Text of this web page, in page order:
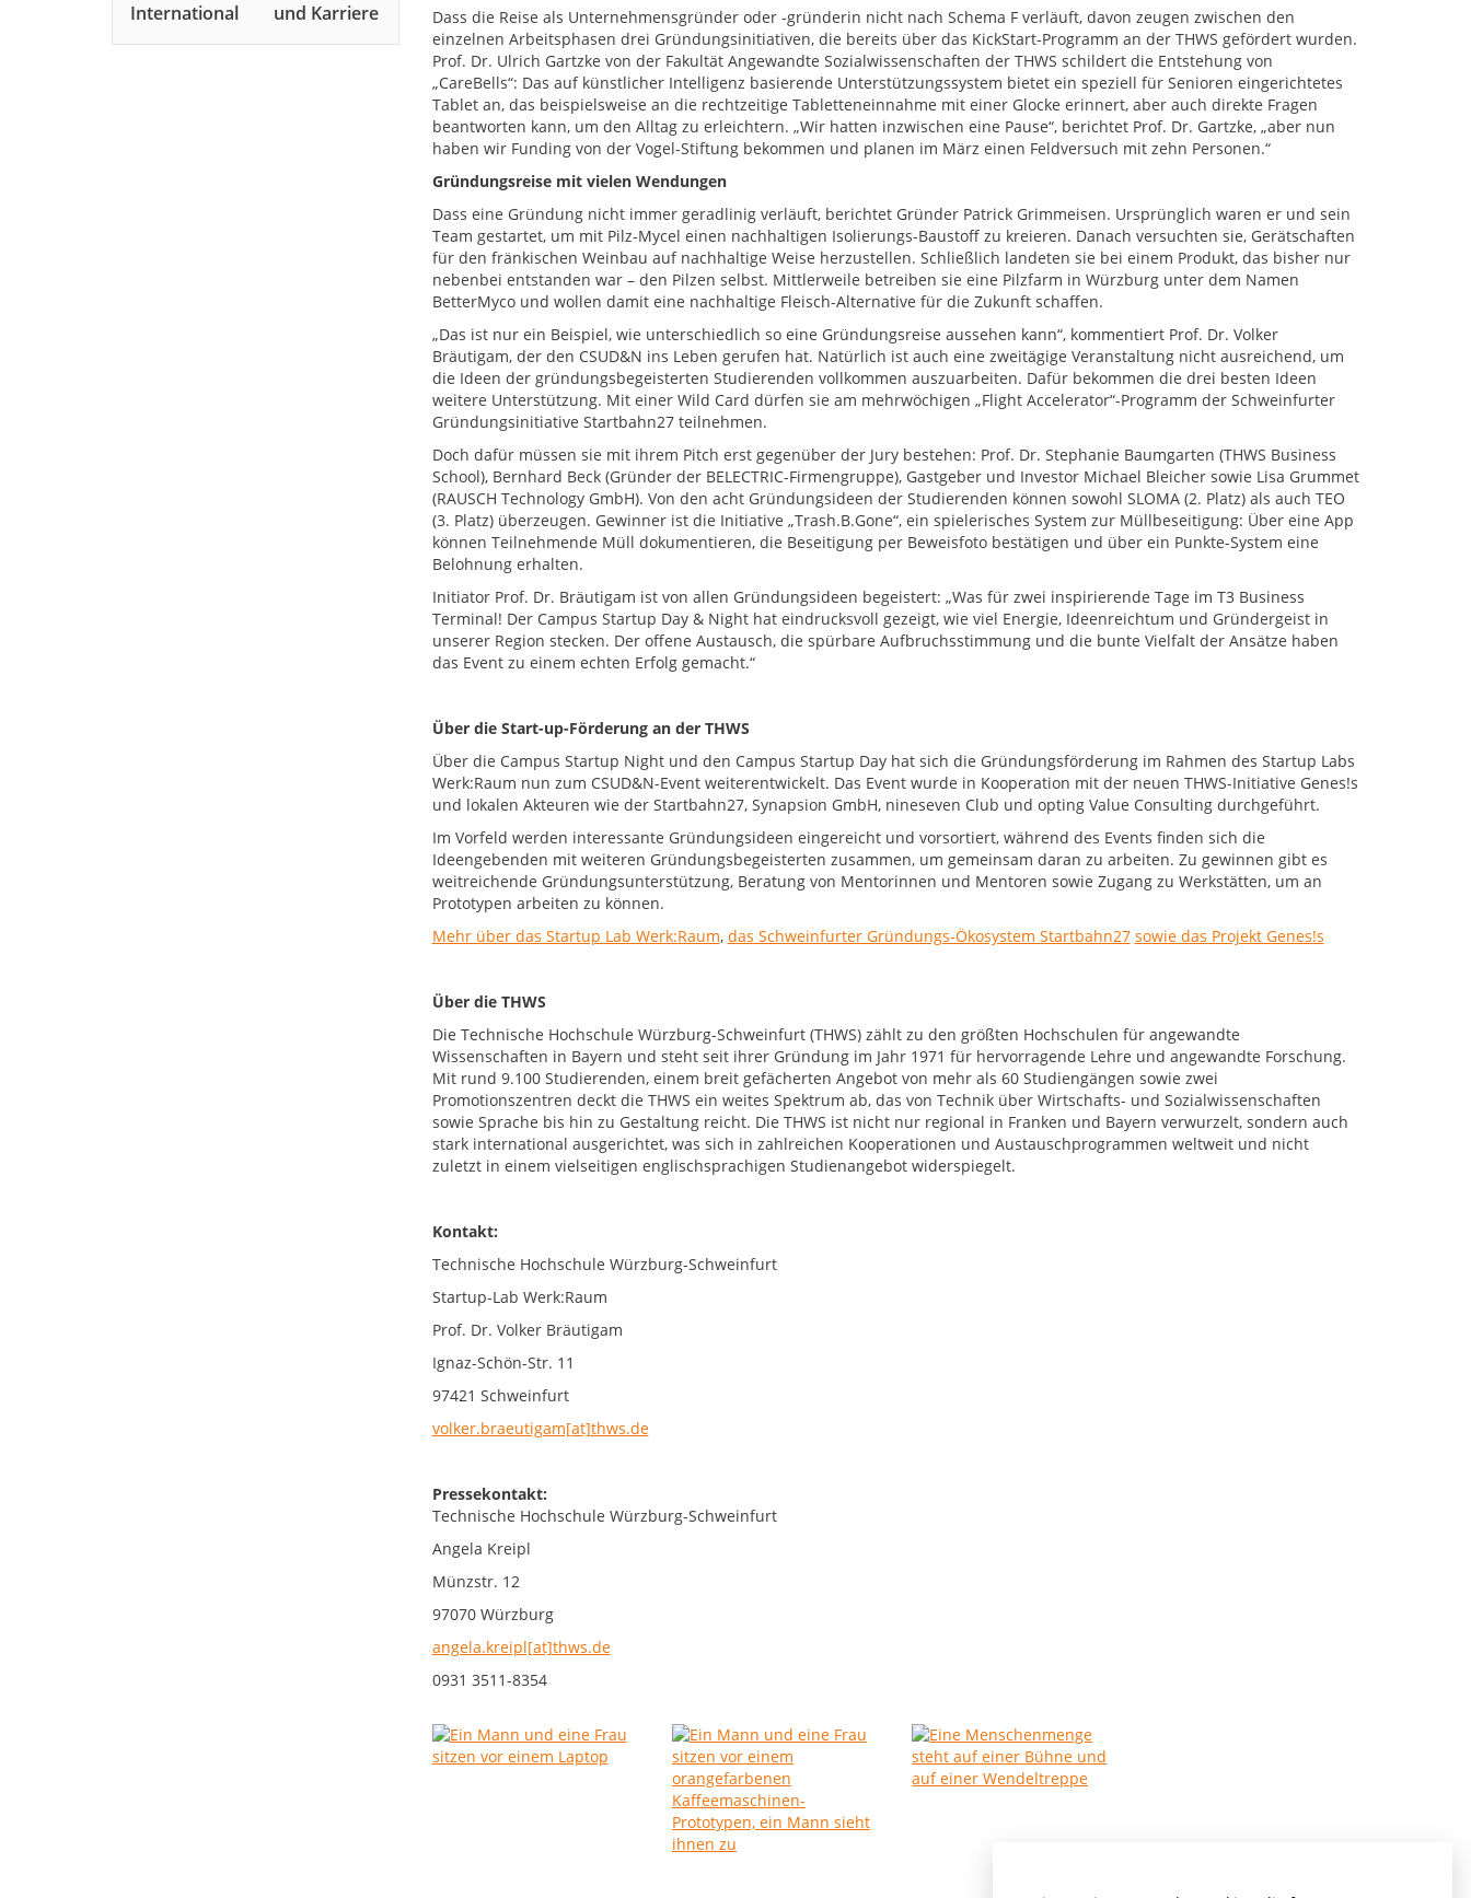
Dass die Reise als Unternehmensgründer oder -gründerin nicht nach Schema F verläuft, davon zeugen zwischen den
einzelnen Arbeitsphasen drei Gründungsinitiativen, die bereits über das KickStart-Programm an der THWS gefördert wurden.
Prof. Dr. Ulrich Gartzke von der Fakultät Angewandte Sozialwissenschaften der THWS schildert die Entstehung von
„CareBells“: Das auf künstlicher Intelligenz basierende Unterstützungssystem bietet ein speziell für Senioren eingerichtetes
Tablet an, das beispielsweise an die rechtzeitige Tabletteneinnahme mit einer Glocke erinnert, aber auch direkte Fragen
beantworten kann, um den Alltag zu erleichtern. „Wir hatten inzwischen eine Pause“, berichtet Prof. Dr. Gartzke, „aber nun
haben wir Funding von der Vogel-Stiftung bekommen und planen im März einen Feldversuch mit zehn Personen.“
Gründungsreise mit vielen Wendungen
Dass eine Gründung nicht immer geradlinig verläuft, berichtet Gründer Patrick Grimmeisen. Ursprünglich waren er und sein
Team gestartet, um mit Pilz-Mycel einen nachhaltigen Isolierungs-Baustoff zu kreieren. Danach versuchten sie, Gerätschaften
für den fränkischen Weinbau auf nachhaltige Weise herzustellen. Schließlich landeten sie bei einem Produkt, das bisher nur
nebenbei entstanden war – den Pilzen selbst. Mittlerweile betreiben sie eine Pilzfarm in Würzburg unter dem Namen
BetterMyco und wollen damit eine nachhaltige Fleisch-Alternative für die Zukunft schaffen.
„Das ist nur ein Beispiel, wie unterschiedlich so eine Gründungsreise aussehen kann“, kommentiert Prof. Dr. Volker
Bräutigam, der den CSUD&N ins Leben gerufen hat. Natürlich ist auch eine zweitägige Veranstaltung nicht ausreichend, um
die Ideen der gründungsbegeisterten Studierenden vollkommen auszuarbeiten. Dafür bekommen die drei besten Ideen
weitere Unterstützung. Mit einer Wild Card dürfen sie am mehrwöchigen „Flight Accelerator“-Programm der Schweinfurter
Gründungsinitiative Startbahn27 teilnehmen.
Doch dafür müssen sie mit ihrem Pitch erst gegenüber der Jury bestehen: Prof. Dr. Stephanie Baumgarten (THWS Business
School), Bernhard Beck (Gründer der BELECTRIC-Firmengruppe), Gastgeber und Investor Michael Bleicher sowie Lisa Grummet
(RAUSCH Technology GmbH). Von den acht Gründungsideen der Studierenden können sowohl SLOMA (2. Platz) als auch TEO
(3. Platz) überzeugen. Gewinner ist die Initiative „Trash.B.Gone“, ein spielerisches System zur Müllbeseitigung: Über eine App
können Teilnehmende Müll dokumentieren, die Beseitigung per Beweisfoto bestätigen und über ein Punkte-System eine
Belohnung erhalten.
Initiator Prof. Dr. Bräutigam ist von allen Gründungsideen begeistert: „Was für zwei inspirierende Tage im T3 Business
Terminal! Der Campus Startup Day & Night hat eindrucksvoll gezeigt, wie viel Energie, Ideenreichtum und Gründergeist in
unserer Region stecken. Der offene Austausch, die spürbare Aufbruchsstimmung und die bunte Vielfalt der Ansätze haben
das Event zu einem echten Erfolg gemacht.“
Über die Start-up-Förderung an der THWS
Über die Campus Startup Night und den Campus Startup Day hat sich die Gründungsförderung im Rahmen des Startup Labs
Werk:Raum nun zum CSUD&N-Event weiterentwickelt. Das Event wurde in Kooperation mit der neuen THWS-Initiative Genes!s
und lokalen Akteuren wie der Startbahn27, Synapsion GmbH, nineseven Club und opting Value Consulting durchgeführt.
Im Vorfeld werden interessante Gründungsideen eingereicht und vorsortiert, während des Events finden sich die
Ideengebenden mit weiteren Gründungsbegeisterten zusammen, um gemeinsam daran zu arbeiten. Zu gewinnen gibt es
weitreichende Gründungsunterstützung, Beratung von Mentorinnen und Mentoren sowie Zugang zu Werkstätten, um an
Prototypen arbeiten zu können.
Mehr über das Startup Lab Werk:Raum, das Schweinfurter Gründungs-Ökosystem Startbahn27 sowie das Projekt Genes!s
Über die THWS
Die Technische Hochschule Würzburg-Schweinfurt (THWS) zählt zu den größten Hochschulen für angewandte
Wissenschaften in Bayern und steht seit ihrer Gründung im Jahr 1971 für hervorragende Lehre und angewandte Forschung.
Mit rund 9.100 Studierenden, einem breit gefächerten Angebot von mehr als 60 Studiengängen sowie zwei
Promotionszentren deckt die THWS ein weites Spektrum ab, das von Technik über Wirtschafts- und Sozialwissenschaften
sowie Sprache bis hin zu Gestaltung reicht. Die THWS ist nicht nur regional in Franken und Bayern verwurzelt, sondern auch
stark international ausgerichtet, was sich in zahlreichen Kooperationen und Austauschprogrammen weltweit und nicht
zuletzt in einem vielseitigen englischsprachigen Studienangebot widerspiegelt.
Kontakt:
Technische Hochschule Würzburg-Schweinfurt
Startup-Lab Werk:Raum
Prof. Dr. Volker Bräutigam
Ignaz-Schön-Str. 11
97421 Schweinfurt
volker.braeutigam[at]thws.de
Pressekontakt:
Technische Hochschule Würzburg-Schweinfurt
Angela Kreipl
Münzstr. 12
97070 Würzburg
angela.kreipl[at]thws.de
0931 3511-8354
International
und Karriere